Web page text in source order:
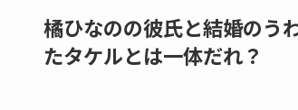
橘ひなのの彼氏と結婚のう
たタケルとは一体だれ？